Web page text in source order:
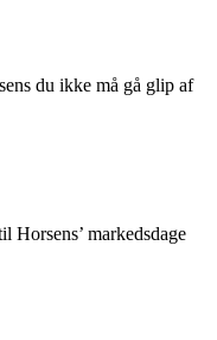
du ikke må gå glip af
Horsens’ markedsdage